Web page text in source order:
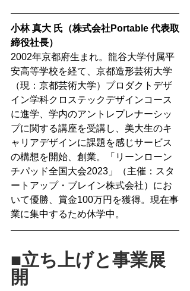
小林 真大 氏（株式会社Portable 代表取
締役社長）
2002年京都府生まれ。龍谷大学付属平
安高等学校を経て、京都造形芸術大学
（現：京都芸術大学）プロダクトデザ
イン学科クロステックデザインコース
に進学、学内のアントレプレナーシッ
プに関する講座を受講し、美大生のキ
ャリアデザインに課題を感じサービス
の構想を開始、創業。「リーンローン
チパッド全国大会2023」（主催：スタ
ートアップ・ブレイン株式会社）にお
いて優勝、賞金100万円を獲得。現在事
業に集中するため休学中。
■立ち上げと事業展
開